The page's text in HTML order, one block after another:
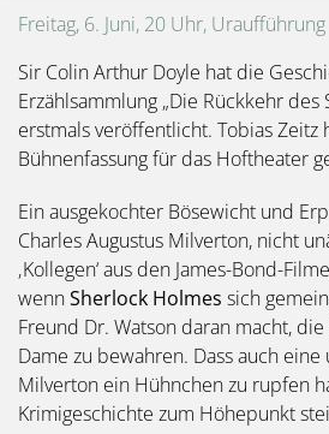
Freitag, 6. Juni, 20 Uhr, Uraufführung
Sir Colin Arthur Doyle hat die
Erzählsammlung „Die Rückkehr des
erstmals veröffentlicht. Tobias Zeitz
Bühnenfassung für das Hoftheater
Ein ausgekochter Bösewicht und
Charles Augustus Milverton, nicht
‚Kollegen‘ aus den James-Bond-
wennSherlock Holmes sich
Freund Dr. Watson daran macht,
Dame zu bewahren. Dass auch
Milverton ein Hühnchen zu rupfen
Krimigeschichte zum Höhepunkt